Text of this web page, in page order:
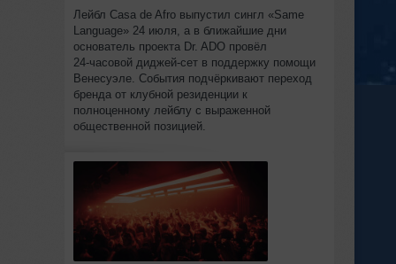
Лейбл Casa de Afro выпустил сингл «Same
Language» 24 июля, а в ближайшие дни
основатель проекта Dr. ADO провёл
24‑часовой диджей‑сет в поддержку помощи
Венесуэле. События подчёркивают переход
бренда от клубной резиденции к
полноценному лейблу с выраженной
общественной позицией.